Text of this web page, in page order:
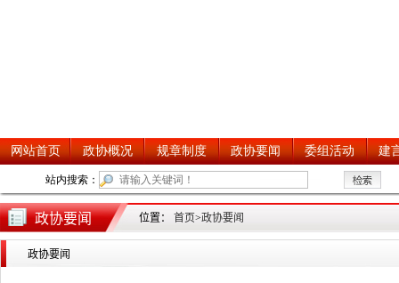
政协要闻 位置： 首页>政协要闻
政协要闻